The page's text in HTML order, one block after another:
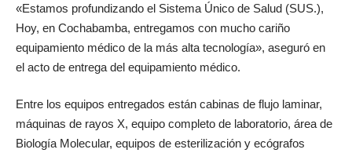
«Estamos profundizando el Sistema Único de Salud (SUS.),
Hoy, en Cochabamba, entregamos con mucho cariño
equipamiento médico de la más alta tecnología», aseguró en
el acto de entrega del equipamiento médico.
Entre los equipos entregados están cabinas de flujo laminar,
máquinas de rayos X, equipo completo de laboratorio, área de
Biología Molecular, equipos de esterilización y ecógrafos